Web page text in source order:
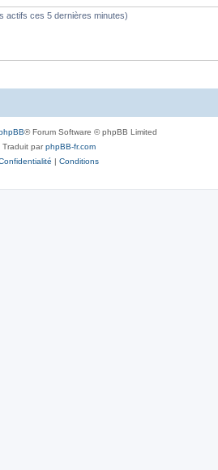
actifs ces 5 dernières minutes)
® Forum Software © phpBB Limited
Traduit parphpBB-fr.com
| Conditions